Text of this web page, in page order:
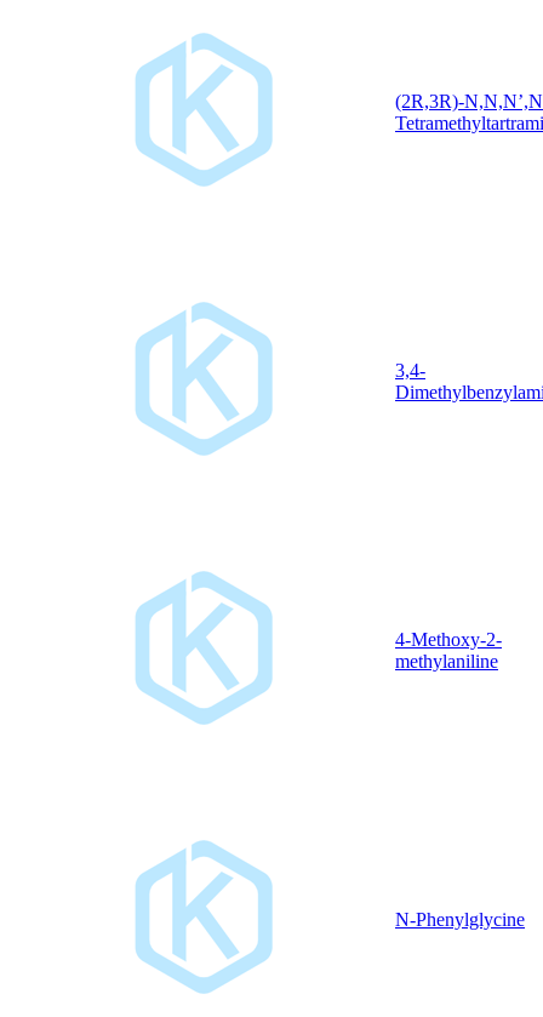
(2R,3R)-
3,4-
4-Methoxy-2-
methylaniline
N-Phenylglycine